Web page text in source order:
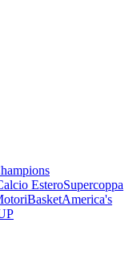
EsteroSupercoppa
BasketAmerica's